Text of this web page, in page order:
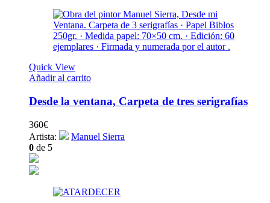
Quick View
Añadir al carrito
Desde la ventana, Carpeta de tres serigrafías
360€
Artista:
Manuel Sierra
0 de 5